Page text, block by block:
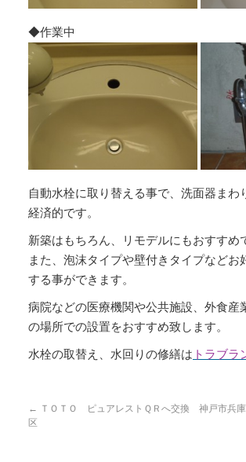
◆作業中
自動水栓に取り替える事で、洗面器まわ
経済的です。
新築はもちろん、リモデルにもおすすめ
また、泡沫タイプや壁付きタイプなどお
する事ができます。
病院などの医療機関や公共施設、外食産
の場所での設置をおすすめ致します。
水栓の取替え、水回りの修繕は トラブラ
← ＴＯＴＯ ピュアレストＱＲへ交換 神戸市兵庫
区